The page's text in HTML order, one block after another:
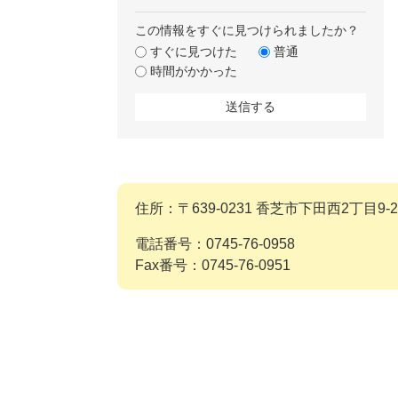
この情報をすぐに見つけられましたか？
すぐに見つけた
普通
時間がかかった
住所：〒639-0231 香芝市下田西2丁目9-
電話番号：0745-76-0958
Fax番号：0745-76-0951